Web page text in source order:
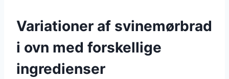
Variationer af svinemørbrad
i ovn med forskellige
ingredienser